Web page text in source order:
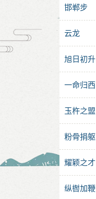
邯郸步
云龙
旭日初升
一命归西
玉杵之盟
粉骨捐躯
耀颖之才
纵辔加鞭